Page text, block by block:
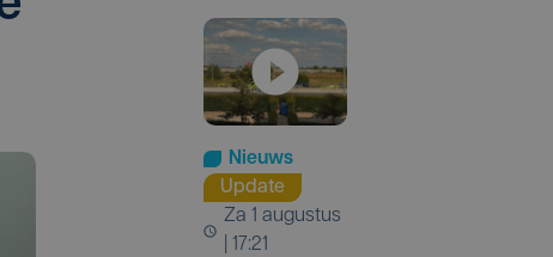
Nieuws
Update
za 1 augustus
| 17:21